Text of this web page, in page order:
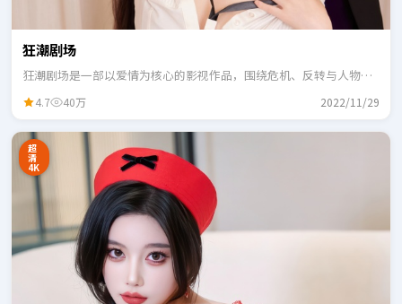
狂潮剧场
狂潮剧场是一部以爱情为核心的影视作品，围绕危机、反转与人物成
4.7 40万 2022/11/29
超
清
4K